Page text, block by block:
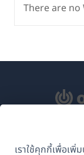
เราใช้คุกกี้เพื่อเพิ่
There are no